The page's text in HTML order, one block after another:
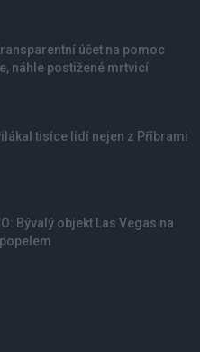
účet na pomoc
náhle postižené mrtvicí
tisíce lidí nejen z Příbrami
Bývalý objekt Las Vegas na